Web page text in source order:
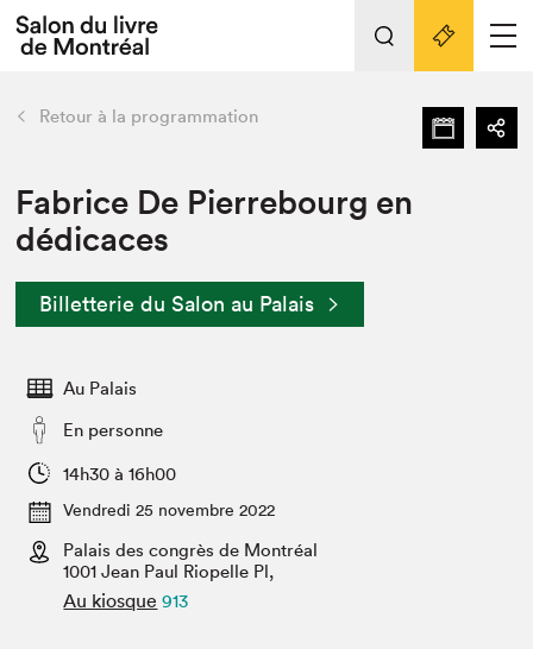
Espace médias
Espace exposant⋅e⋅s
Espace enseignant·e·s
Espace pro
Tout sur l'édition 2022
Actualités
Vidéos et Balados
retour Nos activités
Édition 2022
Planifier sa visite
Nous connaître
Projets partenaires 2022
Archives
Liens pratiques
Retour à la programmation
Fabrice De Pierrebourg en
dédicaces
Billetterie du Salon au Palais
Au Palais
En personne
14h30 à 16h00
Vendredi 25 novembre 2022
Palais des congrès de Montréal
1001 Jean Paul Riopelle Pl,
Au kiosque 913